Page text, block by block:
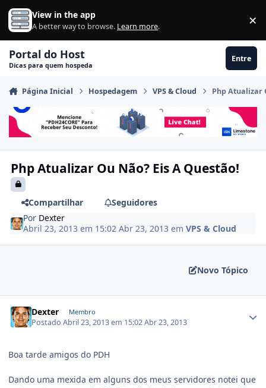
Ir para conteúdo
View in the app
A better way to browse. Learn more. ×
Portal do Host
Dicas para quem hospeda
Entre
Página Inicial Hospedagem VPS & Cloud Php Atualizar
Php Atualizar Ou Não? Eis A Questão!
Compartilhar
Seguidores
Por Dexter
Abril 23, 2013 em 15:02Abr 23, 2013 emVPS & Cloud
Novo Tópico
Dexter Membro
PostadoAbril 23, 2013 em 15:02Abr 23, 2013
Boa tarde amigos do PDH
Dando uma mexida em alguns dos meus servidores notei que